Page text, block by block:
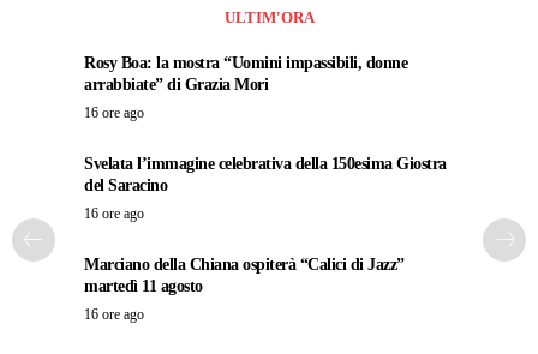
ULTIM'ORA
Rosy Boa: la mostra “Uomini impassibili, donne
arrabbiate” di Grazia Mori
16 ore ago
Svelata l’immagine celebrativa della 150esima Giostra
del Saracino
16 ore ago
Marciano della Chiana ospiterà “Calici di Jazz”
martedì 11 agosto
16 ore ago